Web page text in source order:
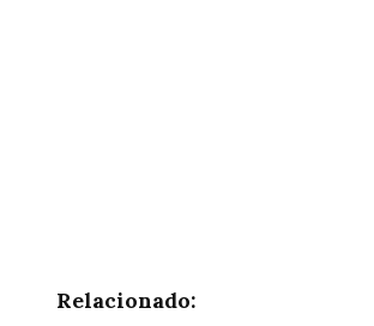
Relacionado: